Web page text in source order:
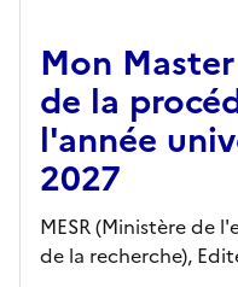
Mon
de la
l'année
2027
MESR (Ministère de
de la recherche),